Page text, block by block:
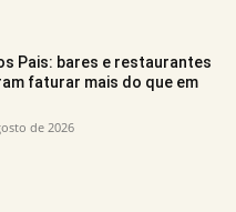
Pais: bares e restaurantes
faturar mais do que em
de 2026